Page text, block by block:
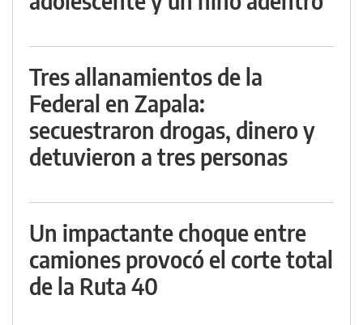
Tres allanamientos de la
Federal en Zapala:
secuestraron drogas, dinero y
detuvieron a tres personas
Un impactante choque entre
camiones provocó el corte total
de la Ruta 40